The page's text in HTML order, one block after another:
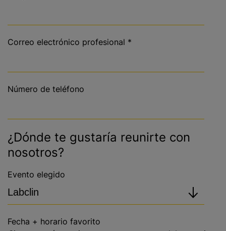
Correo electrónico profesional *
Número de teléfono
¿Dónde te gustaría reunirte con
nosotros?
Evento elegido
Fecha + horario favorito